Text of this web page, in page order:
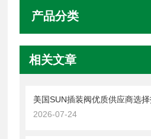
产品分类
相关文章
美国SUN插装阀优质供应商选
2026-07-24